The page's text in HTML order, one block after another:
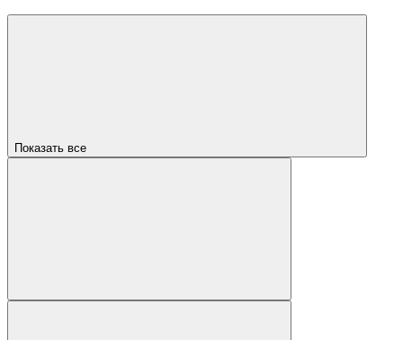
Показать все